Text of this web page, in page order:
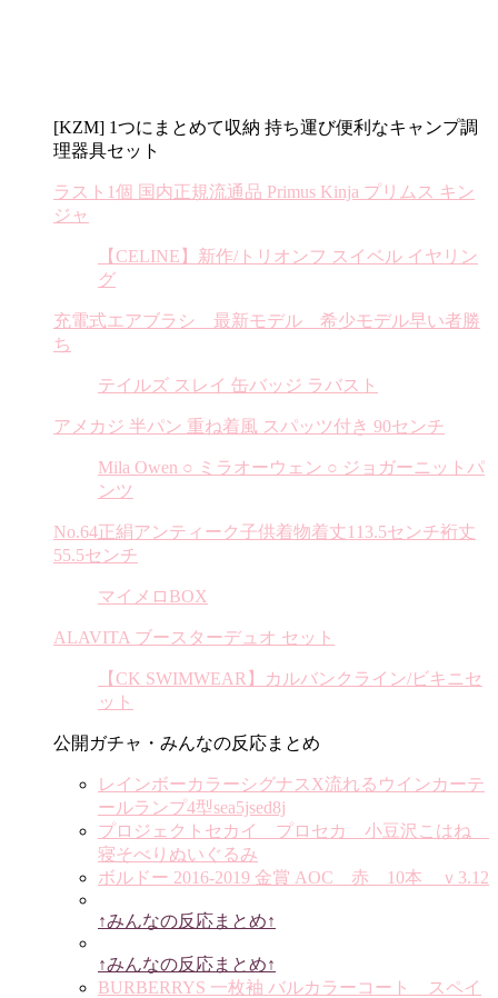
[KZM] 1つにまとめて収納 持ち運び便利なキャンプ調
理器具セット
ラスト1個 国内正規流通品 Primus Kinja プリムス キン
ジャ
【CELINE】新作/トリオンフ スイベル イヤリン
グ
充電式エアブラシ 最新モデル 希少モデル早い者勝
ち
テイルズ スレイ 缶バッジ ラバスト
アメカジ 半パン 重ね着風 スパッツ付き 90センチ
Mila Owen ○ ミラオーウェン ○ ジョガーニットパ
ンツ
No.64正絹アンティーク子供着物着丈113.5センチ裄丈
55.5センチ
マイメロBOX
ALAVITA ブースターデュオ セット
【CK SWIMWEAR】カルバンクライン/ビキニセ
ット
公開ガチャ・みんなの反応まとめ
レインボーカラーシグナスX流れるウインカーテ
ールランプ4型sea5jsed8j
プロジェクトセカイ プロセカ 小豆沢こはね
寝そべりぬいぐるみ
ボルドー 2016-2019 金賞 AOC 赤 10本 ｖ3.12
↑みんなの反応まとめ↑
↑みんなの反応まとめ↑
BURBERRYS 一枚袖 バルカラーコート スペイ